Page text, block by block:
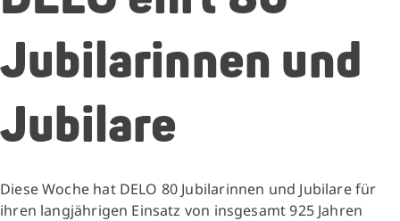
Jubilarinnen und
Jubilare
Diese Woche hat DELO 80 Jubilarinnen und Jubilare für
ihren langjährigen Einsatz von insgesamt 925 Jahren